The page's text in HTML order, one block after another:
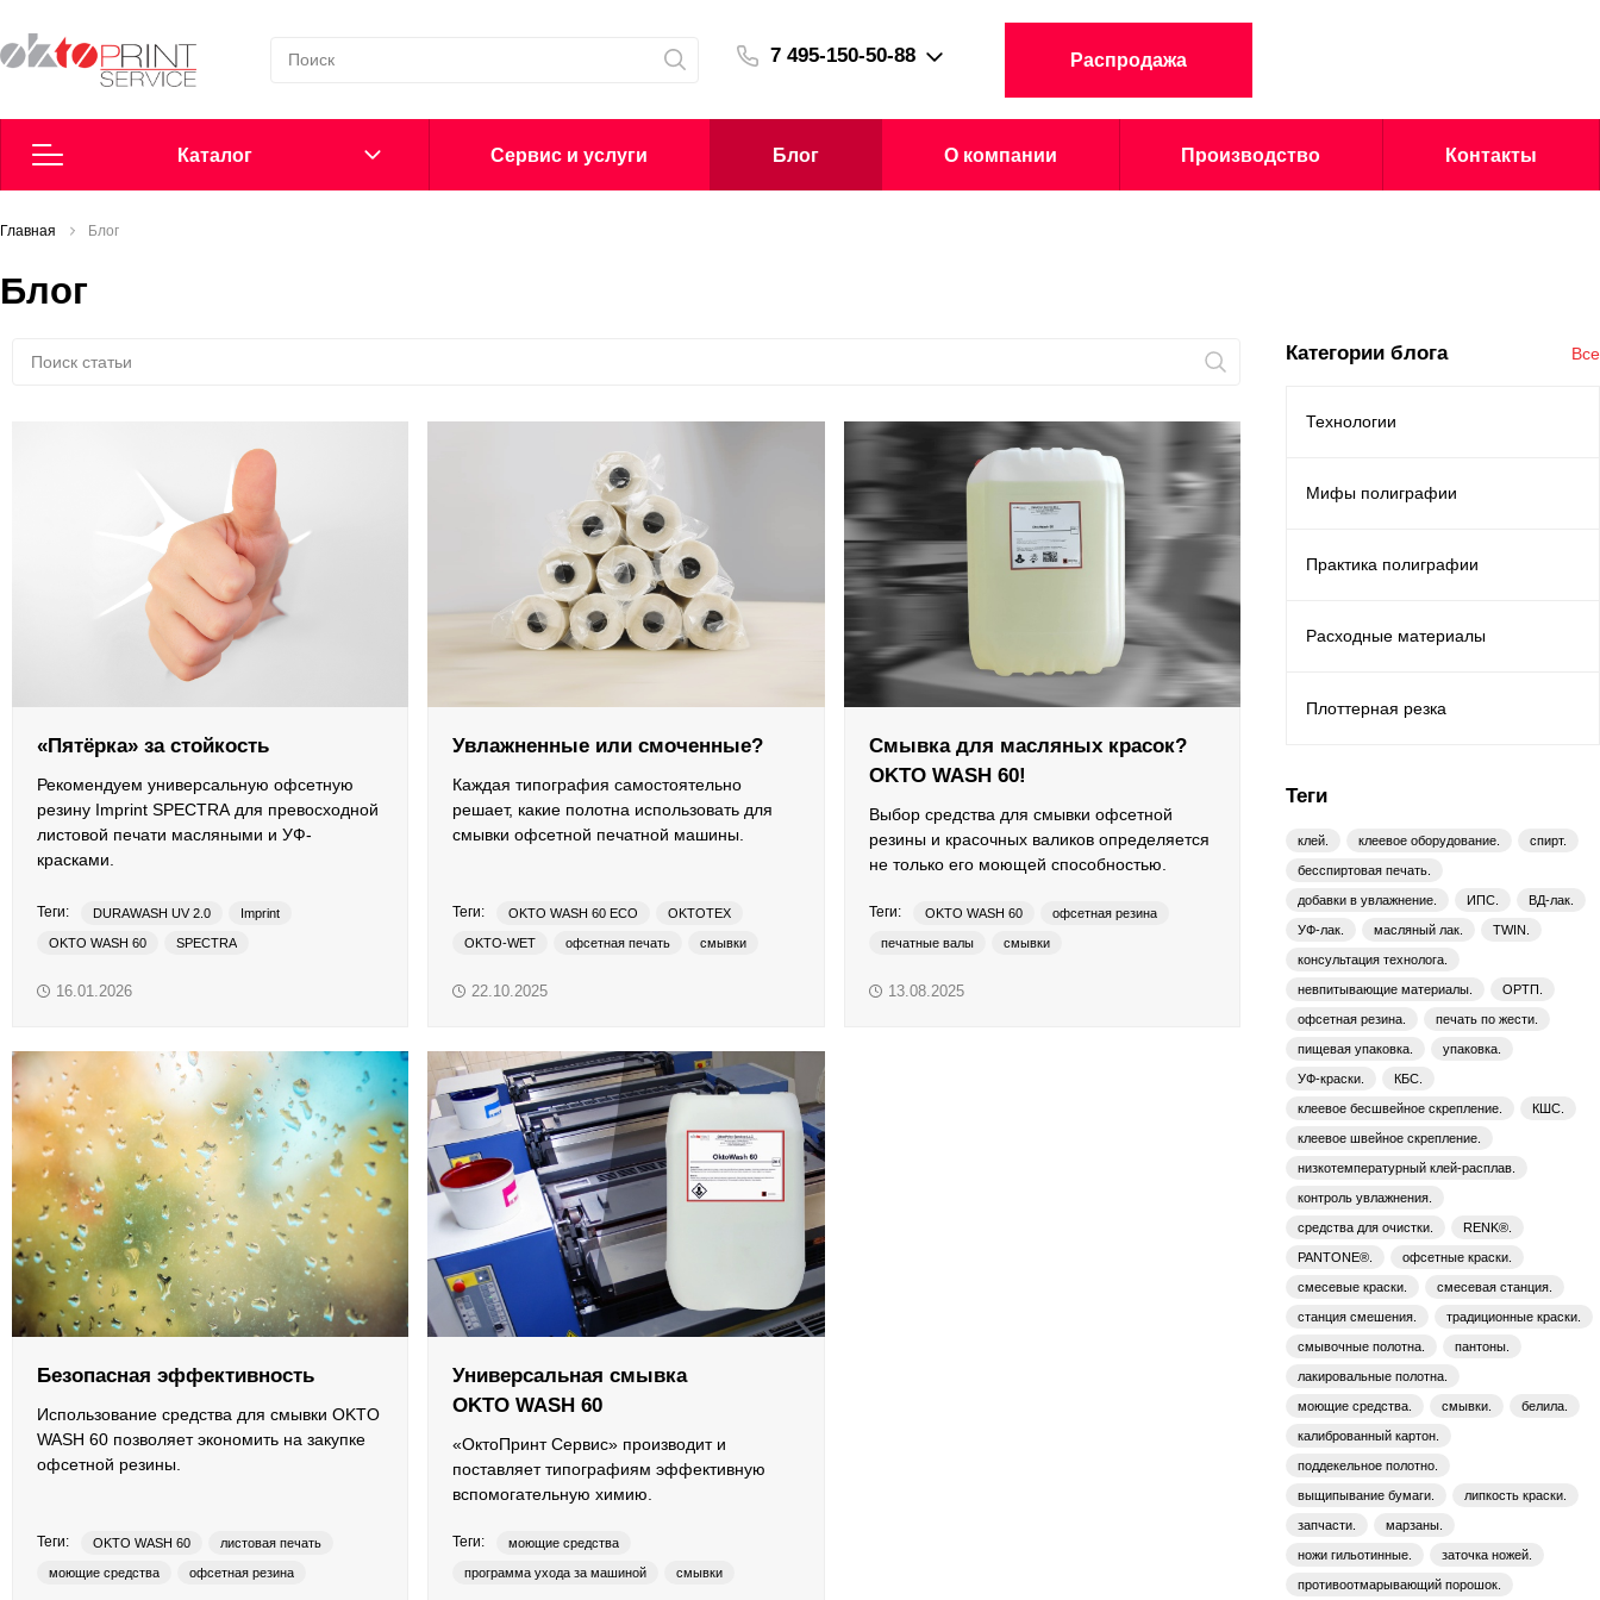
7 495-150-50-88 Распродажа
Каталог
Согласие на обработку персональных данных
Политика в области обработки персональных данных
Сообщить о нарушении
Лакировальные полотна
Триадные краски
Лаки
Поддекельные материалы
Противоотмарывающие материалы
Клеи для полиграфии
Клеи для упаковки
Приборы и средства контроля
Материалы для послепечатной обработки
Запчасти
Упаковочные материалы
Флексографские краски на водной основе
Cервис и услуги Блог О компании Производство Контакты
Главная Блог
Блог
«Пятёрка» за стойкость
Рекомендуем универсальную офсетную
резину Imprint SPECTRA для превосходной
листовой печати масляными и УФ-
красками.
Теги: DURAWASH UV 2.0 Imprint
OKTO WASH 60 SPECTRA
16.01.2026
Увлажненные или смоченные?
Каждая типография самостоятельно
решает, какие полотна использовать для
смывки офсетной печатной машины.
Теги: OKTO WASH 60 ECO OKTOTEX
OKTO-WET офсетная печать смывки
22.10.2025
Смывка для масляных красок?
OKTO WASH 60!
Выбор средства для смывки офсетной
резины и красочных валиков определяется
не только его моющей способностью.
Теги: OKTO WASH 60 офсетная резина
печатные валы смывки
13.08.2025
Безопасная эффективность
Использование средства для смывки OKTO
WASH 60 позволяет экономить на закупке
офсетной резины.
Теги: OKTO WASH 60 листовая печать
моющие средства офсетная резина
Универсальная смывка
OKTO WASH 60
«ОктоПринт Сервис» производит и
поставляет типографиям эффективную
вспомогательную химию.
Теги: моющие средства
программа ухода за машиной смывки
Категории блога Все
Технологии
Мифы полиграфии
Практика полиграфии
Расходные материалы
Плоттерная резка
Теги
клей. клеевое оборудование. спирт.
бесспиртовая печать.
добавки в увлажнение. ИПС. ВД-лак.
УФ-лак. масляный лак. TWIN.
консультация технолога.
невпитывающие материалы. ОРТП.
офсетная резина. печать по жести.
пищевая упаковка. упаковка.
УФ-краски. КБС.
клеевое бесшвейное скрепление. КШС.
клеевое швейное скрепление.
низкотемпературный клей-расплав.
контроль увлажнения.
средства для очистки. RENK®.
PANTONE®. офсетные краски.
смесевые краски. смесевая станция.
станция смешения. традиционные краски.
смывочные полотна. пантоны.
лакировальные полотна.
моющие средства. смывки. белила.
калиброванный картон.
поддекельное полотно.
выщипывание бумаги. липкость краски.
запчасти. марзаны.
ножи гильотинные. заточка ножей.
противоотмарывающий порошок.